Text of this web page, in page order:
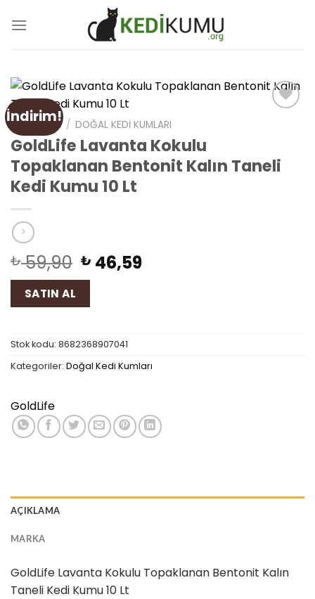
İndirim!
ANA SAYFA / DOĞAL KEDI KUMLARI
GoldLife Lavanta Kokulu
Topaklanan Bentonit Kalın Taneli
Kedi Kumu 10 Lt
₺59,90 ₺ 46,59
SATIN AL
Stok kodu: 8682368907041
Kategoriler: Doğal Kedi Kumları
GoldLife
AÇIKLAMA
MARKA
GoldLife Lavanta Kokulu Topaklanan Bentonit Kalın
Taneli Kedi Kumu 10 Lt